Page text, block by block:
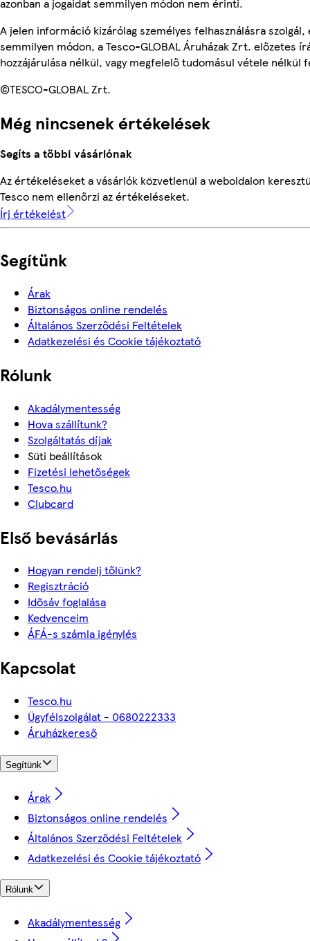
A jelen információ kizárólag személyes felhasználásra
semmilyen módon, a Tesco-GLOBAL Áruházak Zrt. előzetes
hozzájárulása nélkül, vagy megfelelő tudomásul vétele nélkül
©TESCO-GLOBAL Zrt.
Még nincsenek értékelések
Segíts a többi vásárlónak
Az értékeléseket a vásárlók közvetlenül a weboldalon
Tesco nem ellenőrzi az értékeléseket.
Írj értékelést
Segítünk
Árak
Biztonságos online rendelés
Általános Szerződési Feltételek
Adatkezelési és Cookie tájékoztató
Rólunk
Akadálymentesség
Hova szállítunk?
Szolgáltatás díjak
Süti beállítások
Fizetési lehetőségek
Tesco.hu
Clubcard
Első bevásárlás
Hogyan rendelj tőlünk?
Regisztráció
Idősáv foglalása
Kedvenceim
ÁFÁ-s számla igénylés
Kapcsolat
Tesco.hu
Ügyfélszolgálat - 0680222333
Áruházkereső
Segítünk
Árak
Biztonságos online rendelés
Általános Szerződési Feltételek
Adatkezelési és Cookie tájékoztató
Rólunk
Akadálymentesség